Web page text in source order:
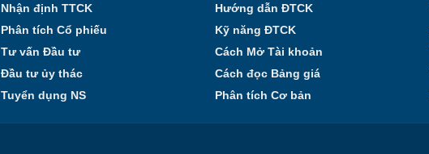
Nhận định TTCK
Phân tích Cổ phiếu
Tư vấn Đầu tư
Đầu tư ủy thác
Tuyển dụng NS
Hướng dẫn ĐTCK
Kỹ năng ĐTCK
Cách Mở Tài khoản
Cách đọc Bảng giá
Phân tích Cơ bản